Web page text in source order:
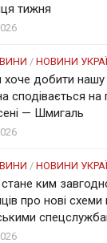
тижня
/ НОВИНИ
хоче добити
сподівається
— Шмигаль
/ НОВИНИ
ким
про нові